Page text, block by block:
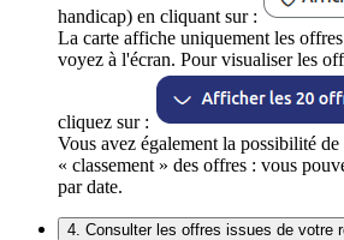
handicap) en cliquant sur :
La carte affiche uniquement les
voyez à l'écran. Pour visualiser les
cliquez sur :
Vous avez également la possibilité de
« classement » des offres : vous
par date.
4. Consulter les offres issues de votre